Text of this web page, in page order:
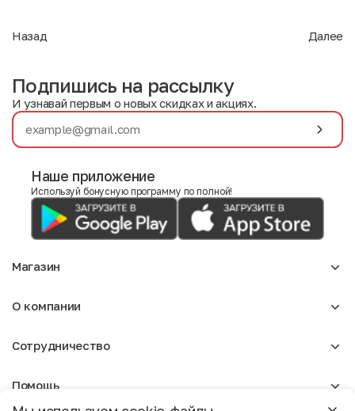
Назад Далее
Москва
Подпишись на рассылку
И узнавай первым о новых скидках и акциях.
Наше приложение
Используй бонусную программу по полной!
Магазин
Для девочек
Мужское
О компании
Отзывы
Сотрудничество
Арендодателям
Помощь